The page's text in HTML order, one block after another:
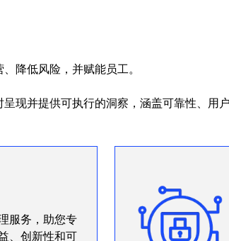
降低风险，并赋能员工。
现并提供可执行的洞察，涵盖可靠性、用
服务，助您专
、创新性和可